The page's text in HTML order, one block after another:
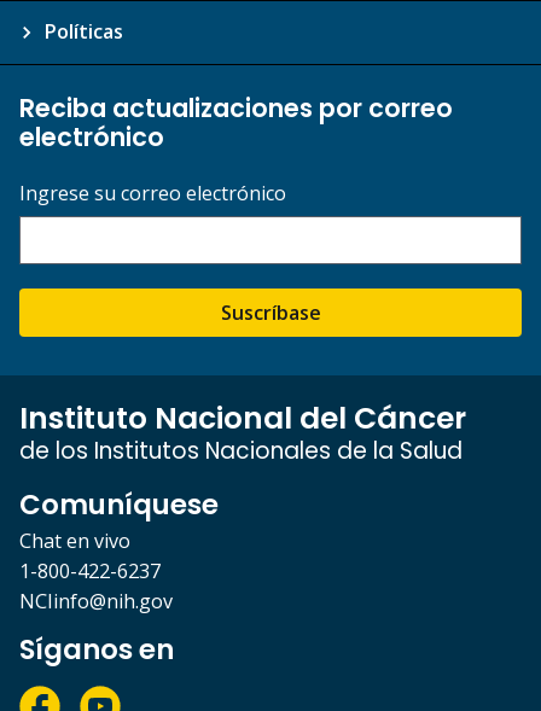
Políticas
Reciba actualizaciones por correo
electrónico
Ingrese su correo electrónico
Suscríbase
Instituto Nacional del Cáncer
de los Institutos Nacionales de la Salud
Comuníquese
Chat en vivo
1-800-422-6237
NCIinfo@nih.gov
Síganos en